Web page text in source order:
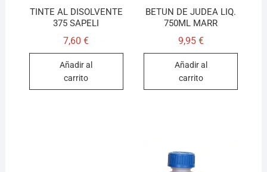
TINTE AL DISOLVENTE
375 SAPELI
7,60€
Añadir al
carrito
BETUN DE JUDEA LIQ.
750ML MARR
9,95 €
Añadir al
carrito